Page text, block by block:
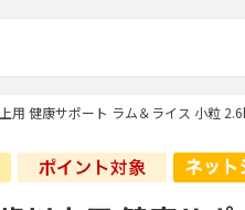
用 健康サポート ラム＆ライス 小粒